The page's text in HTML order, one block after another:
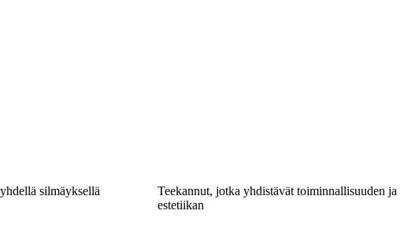
silmäyksellä
Teekannut, jotka yhdistävät toiminnallisuuden ja
estetiikan